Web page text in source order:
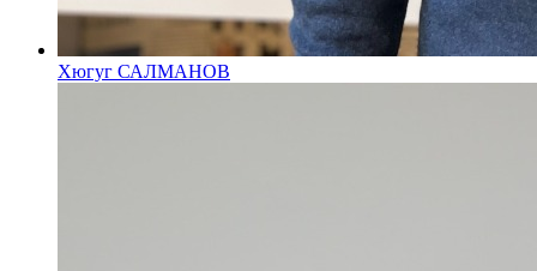
Хюгуг САЛМАНОВ